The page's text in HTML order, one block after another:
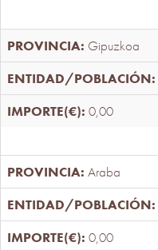
Gipuzkoa
0,00
Araba
0,00